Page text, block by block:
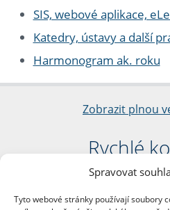
Spravovat
Tyto webové stránky používají soubory
SIS, webové aplikace,
Katedry, ústavy a další
Harmonogram ak. roku
Zobrazit plnou
Rychlé
Filozofická
nám. Jana